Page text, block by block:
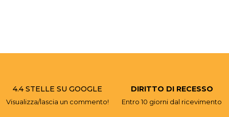
4.4 STELLE SU GOOGLE
Visualizza/lascia un commento!
DIRITTO DI RECESSO
Entro 10 giorni dal ricevimento